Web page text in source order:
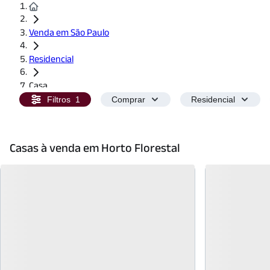
Venda em São Paulo
Residencial
Casa
Filtros 1 Comprar Residencial
Casas à venda em Horto Florestal